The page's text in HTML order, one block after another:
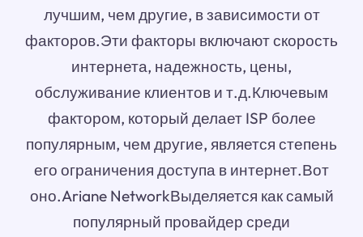
лучшим, чем другие, в зависимости от
факторов.Эти факторы включают скорость
интернета, надежность, цены,
обслуживание клиентов и т.д.Ключевым
фактором, который делает ISP более
популярным, чем другие, является степень
его ограничения доступа в интернет.Вот
оно.Ariane NetworkВыделяется как самый
популярный провайдер среди